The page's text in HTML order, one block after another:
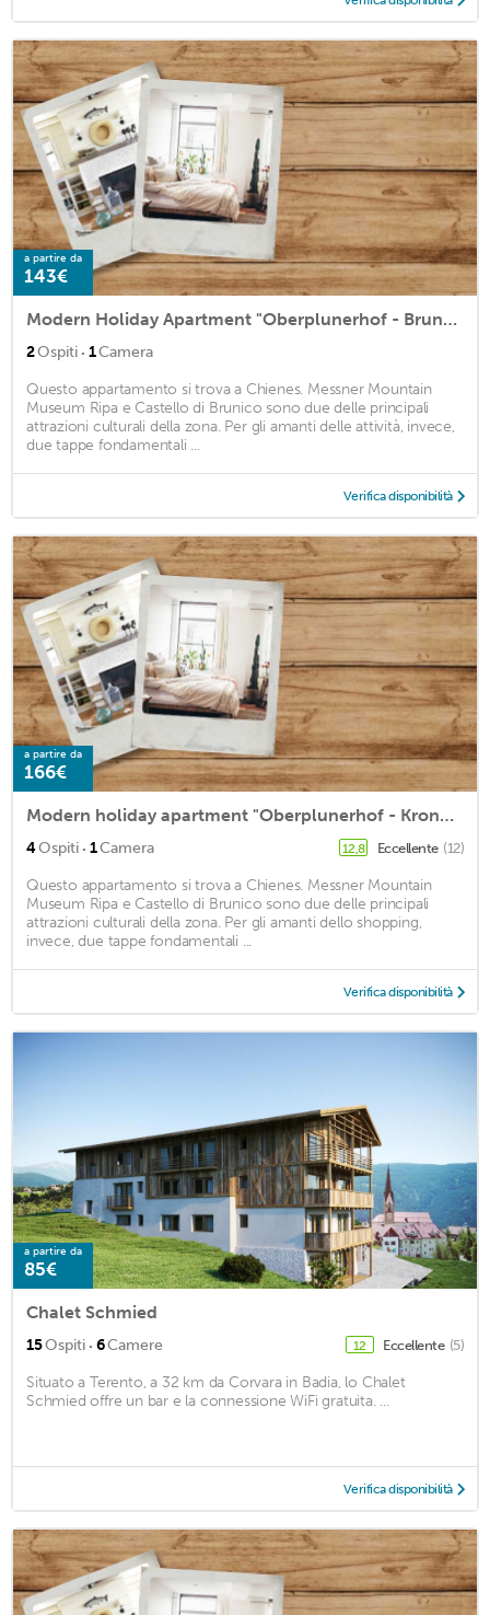
a partire da
143€
Modern Holiday Apartment "Oberplunerhof - Bruneck" with Wi-Fi and Balcony
2Ospiti · 1Camera
Questo appartamento si trova a Chienes. Messner Mountain
Museum Ripa e Castello di Brunico sono due delle principali
attrazioni culturali della zona. Per gli amanti delle attività, invece,
due tappe fondamentali ...
Verifica disponibilità
a partire da
166€
Modern holiday apartment "Oberplunerhof - Kronplatz" with Wi-Fi and Balcony
4Ospiti · 1Camera 12,8 Eccellente (12)
Questo appartamento si trova a Chienes. Messner Mountain
Museum Ripa e Castello di Brunico sono due delle principali
attrazioni culturali della zona. Per gli amanti dello shopping,
invece, due tappe fondamentali ...
Verifica disponibilità
a partire da
85€
Chalet Schmied
15Ospiti · 6Camere 12 Eccellente (5)
Situato a Terento, a 32 km da Corvara in Badia, lo Chalet
Schmied offre un bar e la connessione WiFi gratuita. ...
Verifica disponibilità